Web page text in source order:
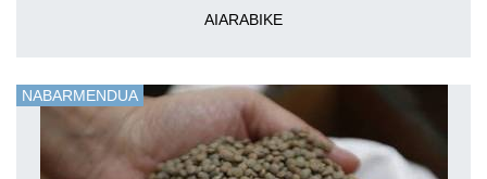
AIARABIKE
NABARMENDUA